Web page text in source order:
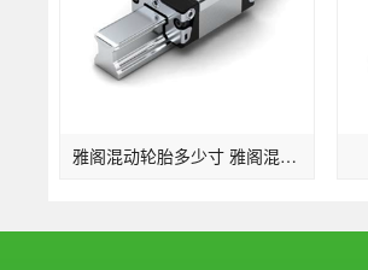
雅阁混动轮胎多少寸 雅阁混动版轮胎标准